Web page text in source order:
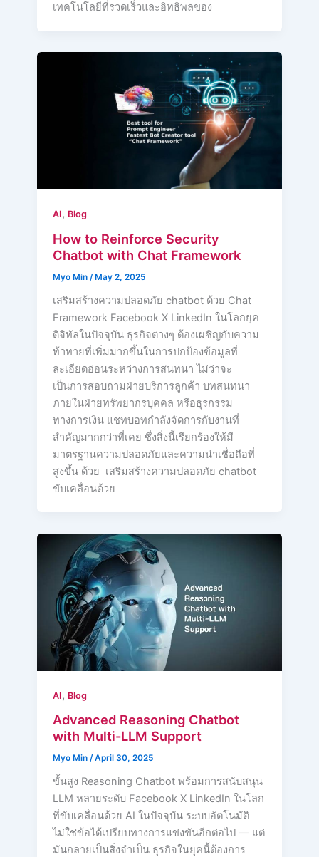
เทคโนโลยีที่รวดเร็วและอิทธิพลของ
AI, Blog
How to Reinforce Security
Chatbot with Chat Framework
Myo Min /May 2, 2025
เสริมสร้างความปลอดภัย chatbot ด้วย Chat
Framework Facebook X LinkedIn ในโลกยุค
ดิจิทัลในปัจจุบัน ธุรกิจต่างๆ ต้องเผชิญกับความ
ท้าทายที่เพิ่มมากขึ้นในการปกป้องข้อมูลที่
ละเอียดอ่อนระหว่างการสนทนา ไม่ว่าจะ
เป็นการสอบถามฝ่ายบริการลูกค้า บทสนทนา
ภายในฝ่ายทรัพยากรบุคคล หรือธุรกรรม
ทางการเงิน แชทบอทกำลังจัดการกับงานที่
สำคัญมากกว่าที่เคย ซึ่งสิ่งนี้เรียกร้องให้มี
มาตรฐานความปลอดภัยและความน่าเชื่อถือที่
สูงขึ้น ด้วย เสริมสร้างความปลอดภัย chatbot
ขับเคลื่อนด้วย
AI, Blog
Advanced Reasoning Chatbot
with Multi-LLM Support
Myo Min/April 30, 2025
ขั้นสูง Reasoning Chatbot พร้อมการสนับสนุน
LLM หลายระดับ Facebook X LinkedIn ในโลก
ที่ขับเคลื่อนด้วย AI ในปัจจุบัน ระบบอัตโนมัติ
ไม่ใช่ข้อได้เปรียบทางการแข่งขันอีกต่อไป — แต่
มันกลายเป็นสิ่งจำเป็น ธุรกิจในยุคนี้ต้องการ